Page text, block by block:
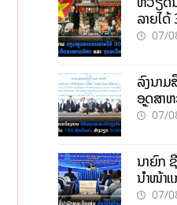
ລາຍໄ
ຂະໜາດ
07/
ລົງນາມ
ອຸດສາ
ເປົ້າດຶງ
07/
ນາຍົກ
ນຳໜ້າແ
ທຶນສາ
07/